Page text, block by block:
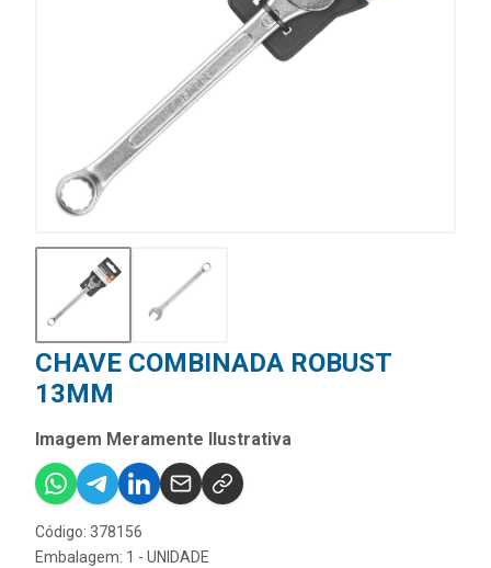
CHAVE COMBINADA ROBUST
13MM
Imagem Meramente Ilustrativa
Código: 378156
Embalagem: 1 - UNIDADE